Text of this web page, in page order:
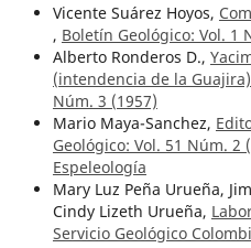
Vicente Suárez Hoyos,
, Boletín Geológico: Vol. 1
Alberto Ronderos D.,
(intendencia de la Guajira)
Núm. 3 (1957)
Mario Maya-Sanchez,
Geológico: Vol. 51 Núm. 2
Espeleología
Mary Luz Peña Urueña,
Cindy Lizeth Urueña,
Servicio Geológico